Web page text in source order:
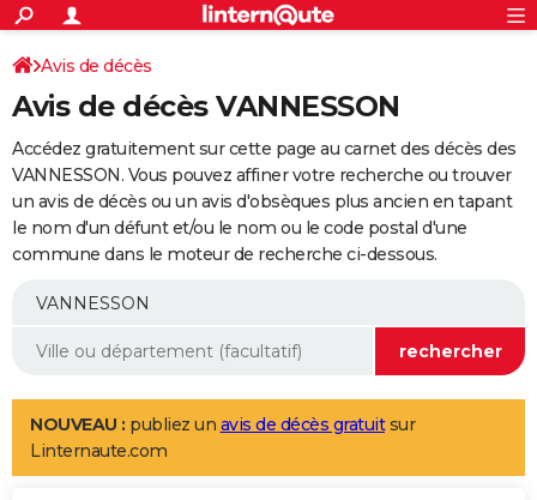
ACTUALITÉS
Politique
Société
Faits Divers
Education
Monde
Villes
+
SPORT
Coupe du monde 2026
Football
Tennis
Cyclisme
Rugby
Forum
Programme TV
TNT
Streaming
Cinéma
Sorties cinéma
Musique
+
FINANCE
Impôts
Immobilier
Risques naturels par ville
Banque
Assurance
Crédit
AUTO
Essais
Réserver un essai
Citadines
Berlines
SUV
Forum auto
+
Mobiles
Meilleur smartphone
Internet
Ordinateurs
Jeux vidéo
Guide high-tech
Aménagement intérieur
LIFESTYLE
Art de vivre
Bien-être
Loisirs
Mode
Modes de vie
Avis de décès
Avis de décès VANNESSON
Accédez gratuitement sur cette page au carnet des décès des
VANNESSON. Vous pouvez affiner votre recherche ou trouver
un avis de décès ou un avis d'obsèques plus ancien en tapant
le nom d'un défunt et/ou le nom ou le code postal d'une
commune dans le moteur de recherche ci-dessous.
NOUVEAU : publiez un avis de décès gratuitsur
Linternaute.com